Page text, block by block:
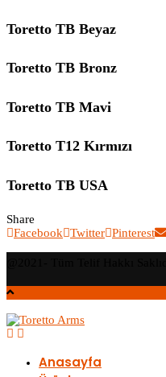
Toretto TB Beyaz
Toretto TB Bronz
Toretto TB Mavi
Toretto T12 Kırmızı
Toretto TB USA
Share
Facebook
Twitter Pinterest
Anasayfa